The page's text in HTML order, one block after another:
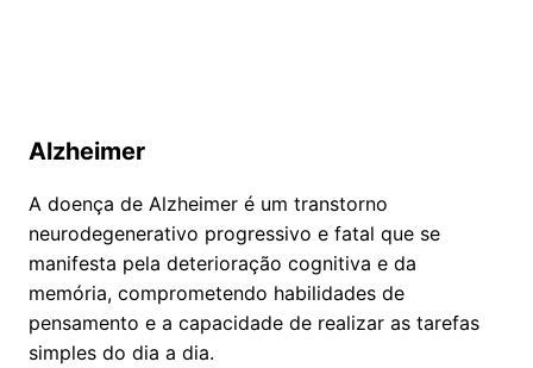
Alzheimer
A doença de Alzheimer é um transtorno
neurodegenerativo progressivo e fatal que se
manifesta pela deterioração cognitiva e da
memória, comprometendo habilidades de
pensamento e a capacidade de realizar as tarefas
simples do dia a dia.